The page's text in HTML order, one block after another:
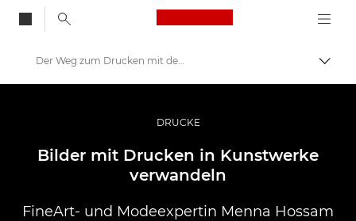
Canon Logo, back
Auf
Profi-Geschichten: Inspirationen für Foto, Video und Durck
Der Weg zum Drucken mit dem Canon imagePROGRAF PRO-1000
DRUCKE
Bilder mit Drucken in Kunstwerke
verwandeln
FineArt- und Modeexpertin Menna Hossam